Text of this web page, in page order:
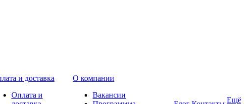
и доставка
Оплата и
О компании
Вакансии
Ещё